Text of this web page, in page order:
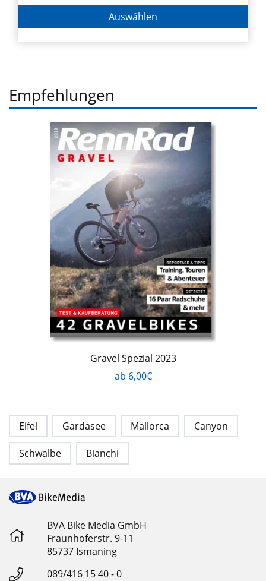
Auswählen
Empfehlungen
Gravel Spezial 2023
ab 6,00€
Eifel Gardasee Mallorca Canyon
Schwalbe Bianchi
BVA Bike Media GmbH
Fraunhoferstr. 9-11
85737 Ismaning
089/416 15 40 - 0